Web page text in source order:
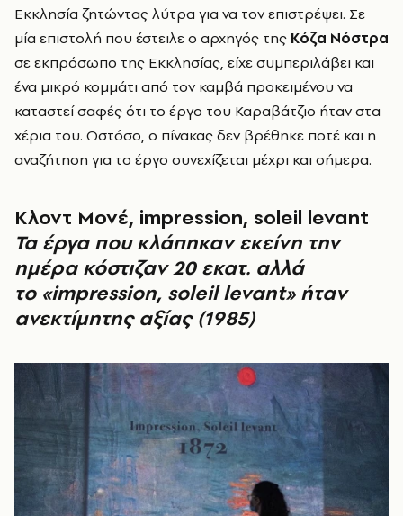
Εκκλησία ζητώντας λύτρα για να τον επιστρέψει. Σε
μία επιστολή που έστειλε ο αρχηγός της Κόζα Νόστρα
σε εκπρόσωπο της Εκκλησίας, είχε συμπεριλάβει και
ένα μικρό κομμάτι από τον καμβά προκειμένου να
καταστεί σαφές ότι το έργο του Καραβάτζιο ήταν στα
χέρια του. Ωστόσο, ο πίνακας δεν βρέθηκε ποτέ και η
αναζήτηση για το έργο συνεχίζεται μέχρι και σήμερα.
Κλοντ Μονέ, impression, soleil levant
Τα έργα που κλάπηκαν εκείνη την
ημέρα κόστιζαν 20 εκατ. αλλά
το «impression, soleil levant» ήταν
ανεκτίμητης αξίας (1985)